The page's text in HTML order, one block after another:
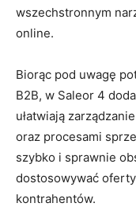
wszechstronnym
online.
Biorąc ​pod uwagę
B2B, w Saleor 4‌
ułatwiają⁤
oraz‌ procesami
szybko i⁤ sprawnie
dostosowywać
kontrahentów.